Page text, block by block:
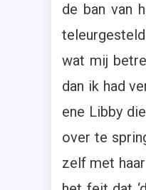
de ban van
wat mij
dan ik had
ene Libby
over te
zelf met